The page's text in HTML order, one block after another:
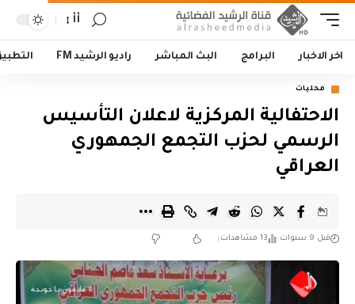
أأ
اخر الاخبار البرامج البث المباشر راديو الرشيد FM
محليات
الاحتفالية المركزية لاعلان التأسيس
الرسمي لحزب التجمع الجمهوري
العراقي
قبل 9 سنوات 13 مشاهدات